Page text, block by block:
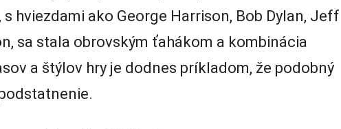
hviezdami ako George Harrison, Bob Dylan, Jeff
sa stala obrovským ťahákom a kombinácia
a štýlov hry je dodnes príkladom, že podobný